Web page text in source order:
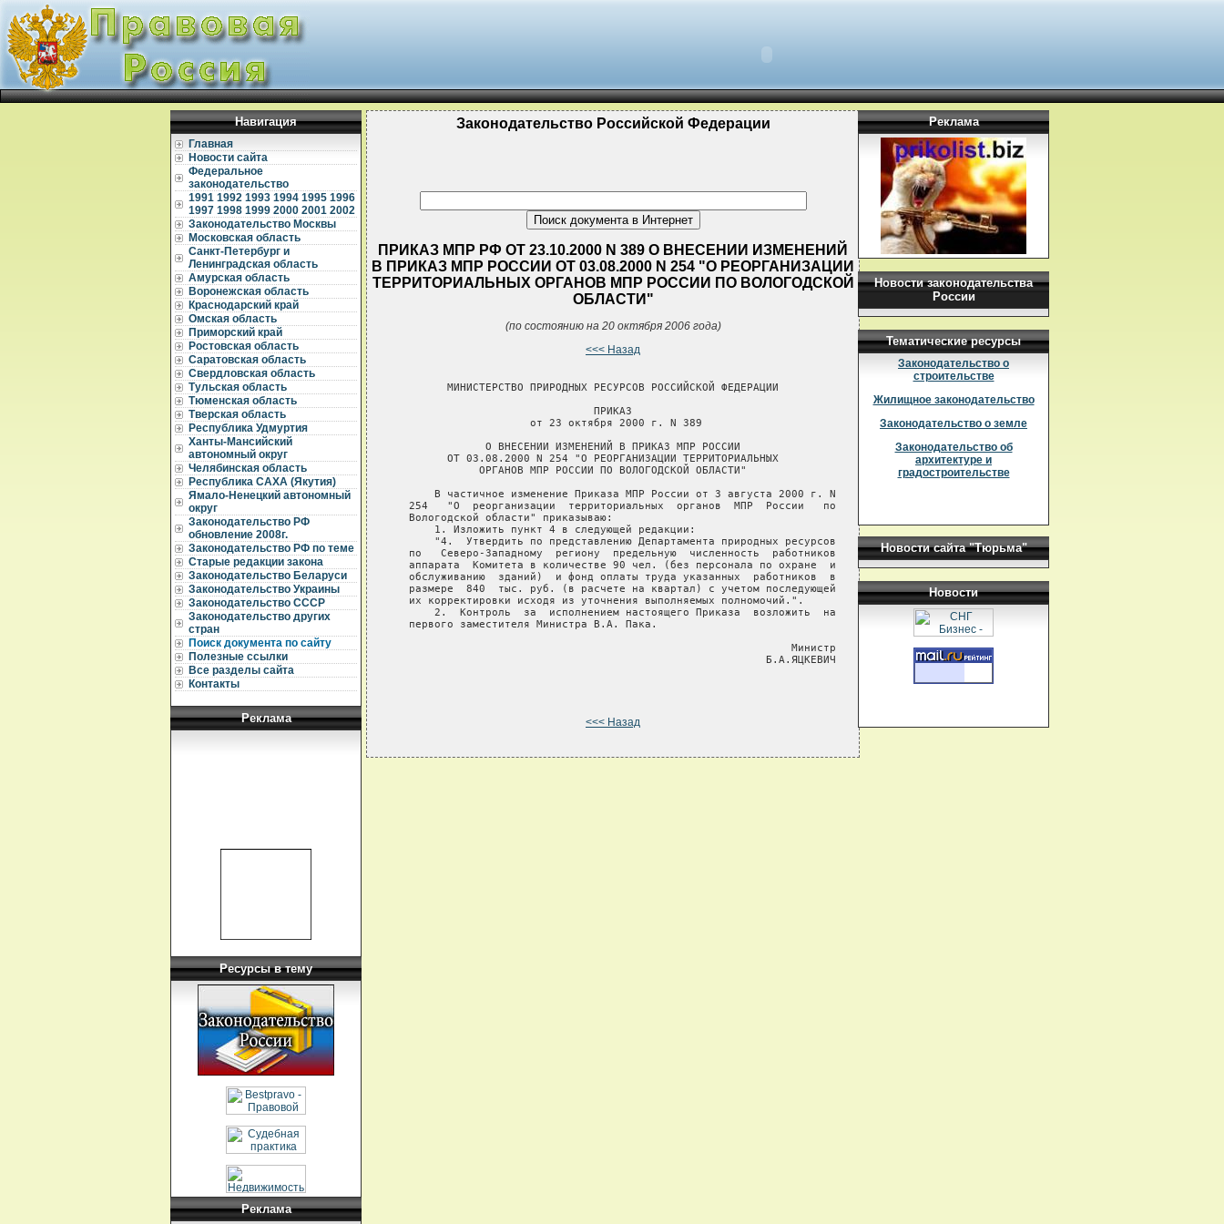
Навигация
Главная
Новости сайта
Федеральное
законодательство
1991 1992 1993 1994 1995 1996
1997 1998 1999 2000 2001 2002
Законодательство Москвы
Московская область
Санкт-Петербург и
Ленинградская область
Амурская область
Воронежская область
Краснодарский край
Омская область
Приморский край
Ростовская область
Саратовская область
Свердловская область
Тульская область
Тюменская область
Тверская область
Республика Удмуртия
Ханты-Мансийский
автономный округ
Челябинская область
Республика САХА (Якутия)
Ямало-Ненецкий автономный
округ
Законодательство РФ
обновление 2008г.
Законодательство РФ по теме
Старые редакции закона
Законодательство Беларуси
Законодательство Украины
Законодательство СССР
Законодательство других
стран
Поиск документа по сайту
Полезные ссылки
Все разделы сайта
Контакты
Реклама
Ресурсы в тему
Реклама
Законодательство Российской Федерации
ПРИКАЗ МПР РФ ОТ 23.10.2000 N 389 О ВНЕСЕНИИ ИЗМЕНЕНИЙ
В ПРИКАЗ МПР РОССИИ ОТ 03.08.2000 N 254 "О РЕОРГАНИЗАЦИИ
ТЕРРИТОРИАЛЬНЫХ ОРГАНОВ МПР РОССИИ ПО ВОЛОГОДСКОЙ
ОБЛАСТИ"
(по состоянию на 20 октября 2006 года)
<<< Назад
         МИНИСТЕРСТВО ПРИРОДНЫХ РЕСУРСОВ РОССИЙСКОЙ ФЕДЕРАЦИИ
                                ПРИКАЗ
                      от 23 октября 2000 г. N 389
               О ВНЕСЕНИИ ИЗМЕНЕНИЙ В ПРИКАЗ МПР РОССИИ
         ОТ 03.08.2000 N 254 "О РЕОРГАНИЗАЦИИ ТЕРРИТОРИАЛЬНЫХ
              ОРГАНОВ МПР РОССИИ ПО ВОЛОГОДСКОЙ ОБЛАСТИ"
       В частичное изменение Приказа МПР России от 3 августа 2000 г. N
   254   "О  реорганизации  территориальных  органов  МПР  России   по
   Вологодской области" приказываю:
       1. Изложить пункт 4 в следующей редакции:
       "4.  Утвердить по представлению Департамента природных ресурсов
   по   Северо-Западному  региону  предельную  численность  работников
   аппарата  Комитета в количестве 90 чел. (без персонала по охране  и
   обслуживанию  зданий)  и фонд оплаты труда указанных  работников  в
   размере  840  тыс. руб. (в расчете на квартал) с учетом последующей
   их корректировки исходя из уточнения выполняемых полномочий.".
       2.  Контроль  за  исполнением настоящего Приказа  возложить  на
   первого заместителя Министра В.А. Пака.
                                                               Министр
                                                           Б.А.ЯЦКЕВИЧ
<<< Назад
Реклама
Новости законодательства
России
Тематические ресурсы
Законодательство о
строительстве
Жилищное законодательство
Законодательство о земле
Законодательство об
архитектуре и
градостроительстве
Новости сайта "Тюрьма"
Новости